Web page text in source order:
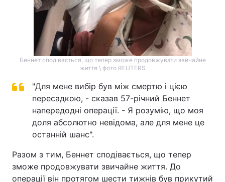
Беннет сподівається, що тепер зможе продовжувати звичайне
життя \ фото REUTERS
"Для мене вибір був між смертю і цією
пересадкою, - сказав 57-річний Беннет
напередодні операції. - Я розумію, що моя
доля абсолютно невідома, але для мене це
останній шанс".
Разом з тим, Беннет сподівається, що тепер
зможе продовжувати звичайне життя. До
операції він протягом шести тижнів був прикутий